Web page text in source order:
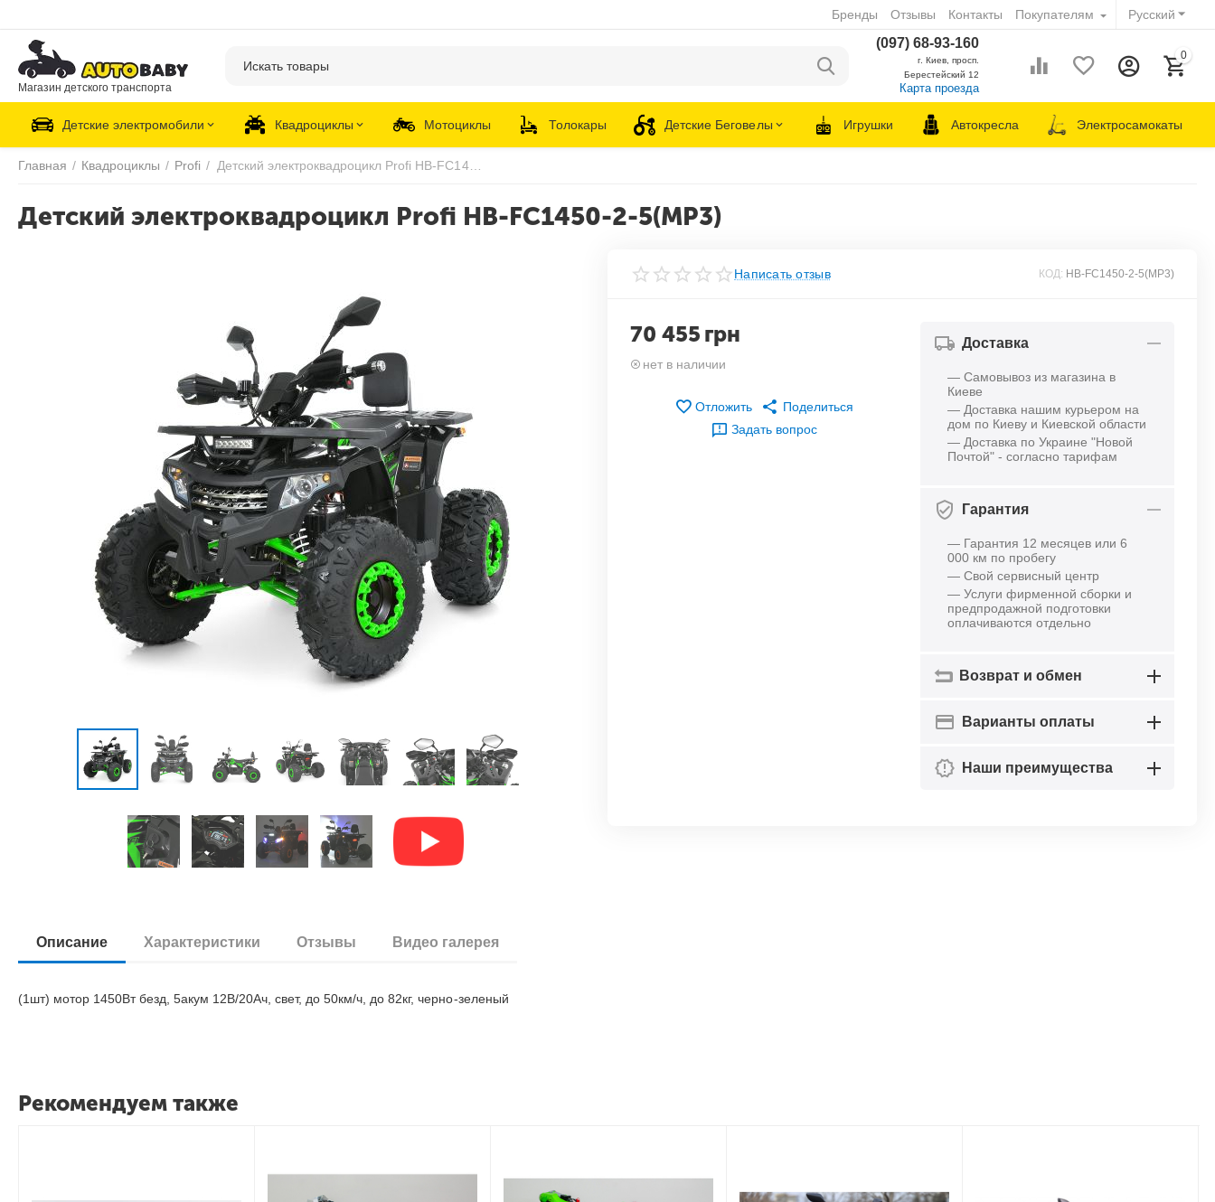
Русский
Бренды Отзывы Контакты Покупателям
Магазин детского транспорта
(097) 68-93-160
г. Киев, просп.
Берестейский 12
Карта проезда
0
Детские электромобили Квадроциклы Мотоциклы Толокары Детские Беговелы Игрушки Автокресла Электросамокаты
Главная / Квадроциклы / Profi / Детский электроквадроцикл Profi HB-FC1450-2-5(MP3)
Детский электроквадроцикл Profi HB-FC1450-2-5(MP3)
Написать отзыв КОД: HB-FC1450-2-5(MP3)
70 455 грн
нет в наличии
Отложить
Поделиться
Задать вопрос
Доставка
— Самовывоз из магазина в
Киеве
— Доставка нашим курьером на
дом по Киеву и Киевской области
— Доставка по Украине "Новой
Почтой" - согласно тарифам
Гарантия
— Гарантия 12 месяцев или 6
000 км по пробегу
— Свой сервисный центр
— Услуги фирменной сборки и
предпродажной подготовки
оплачиваются отдельно
Возврат и обмен
Варианты оплаты
Наши преимущества
Описание Характеристики Отзывы Видео галерея
(1шт) мотор 1450Вт безд, 5акум 12В/20Ач, свет, до 50км/ч, до 82кг, черно-зеленый
Рекомендуем также